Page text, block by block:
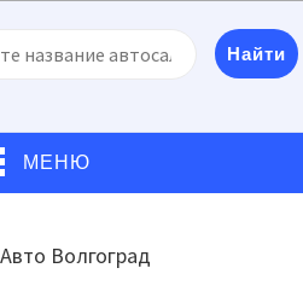
МЕНЮ
Авто Волгоград